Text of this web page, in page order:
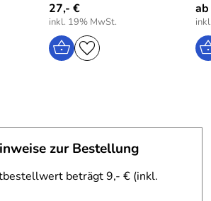
27,- €
inkl. 19% MwSt.
zur Bestellung
beträgt 9,- € (inkl.